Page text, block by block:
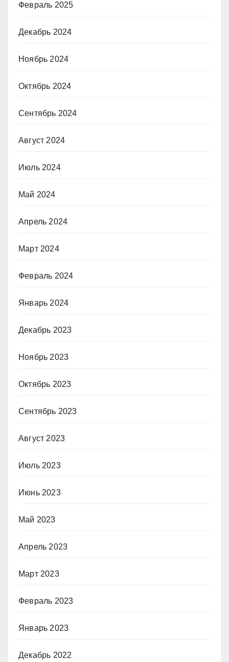
Февраль 2025
Декабрь 2024
Ноябрь 2024
Октябрь 2024
Сентябрь 2024
Август 2024
Июль 2024
Май 2024
Апрель 2024
Март 2024
Февраль 2024
Январь 2024
Декабрь 2023
Ноябрь 2023
Октябрь 2023
Сентябрь 2023
Август 2023
Июль 2023
Июнь 2023
Май 2023
Апрель 2023
Март 2023
Февраль 2023
Январь 2023
Декабрь 2022